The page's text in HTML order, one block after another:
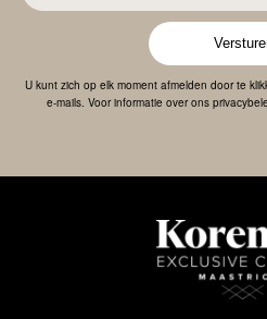
U kunt zich op elk moment afmelden door te
e-mails. Voor informatie over ons